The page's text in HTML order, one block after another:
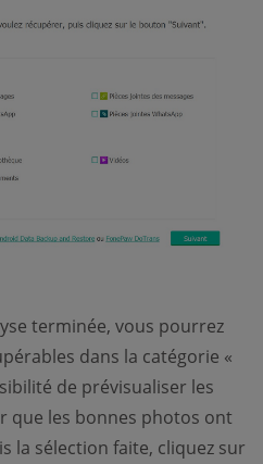
terminée, vous pourrez
dans la catégorie «
de prévisualiser les
que les bonnes photos ont
la sélection faite, cliquez sur